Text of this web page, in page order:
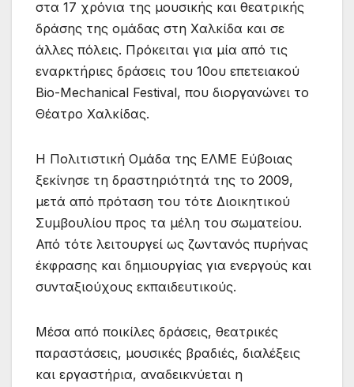
στα 17 χρόνια της μουσικής και θεατρικής
δράσης της ομάδας στη Χαλκίδα και σε
άλλες πόλεις. Πρόκειται για μία από τις
εναρκτήριες δράσεις του 10ου επετειακού
Bio-Mechanical Festival, που διοργανώνει το
Θέατρο Χαλκίδας.
Η Πολιτιστική Ομάδα της ΕΛΜΕ Εύβοιας
ξεκίνησε τη δραστηριότητά της το 2009,
μετά από πρόταση του τότε Διοικητικού
Συμβουλίου προς τα μέλη του σωματείου.
Από τότε λειτουργεί ως ζωντανός πυρήνας
έκφρασης και δημιουργίας για ενεργούς και
συνταξιούχους εκπαιδευτικούς.
Μέσα από ποικίλες δράσεις, θεατρικές
παραστάσεις, μουσικές βραδιές, διαλέξεις
και εργαστήρια, αναδεικνύεται η